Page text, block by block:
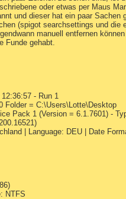
oder etwas per Maus
und dieser hat ein paar
(spigot searchsettings und die
manuell entfernen
Funde gehabt.
- Run 1
Folder = C:\Users\Lotte\Desktop
Pack 1 (Version = 6.1.7601) -
| Language: DEU | Date
NTFS